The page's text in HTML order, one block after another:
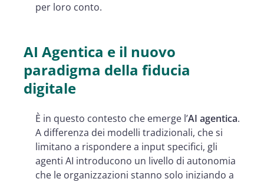
per loro conto.
AI Agentica e il nuovo
paradigma della fiducia
digitale
È in questo contesto che emerge l’AI agentica.
A differenza dei modelli tradizionali, che si
limitano a rispondere a input specifici, gli
agenti AI introducono un livello di autonomia
che le organizzazioni stanno solo iniziando a